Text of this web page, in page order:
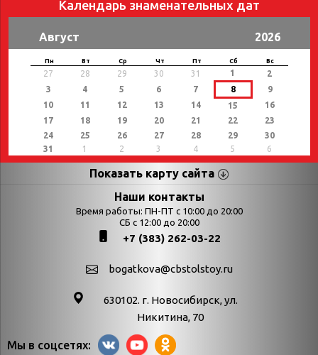
Календарь знаменательных дат
Август 2026
Пн Вт Ср Чт Пт Сб Вс
27 28 29 30 31 1
2
3
4 5 6 7 8
9
10
11 12 13 14 15
16
17
18 19 20 21 22
23
24
25 26 27 28 29
30
31
1 2 3 4 5 6
Показать карту сайта
Страницы Категории
Календарь
Богатков
Выставки
День в истории
День в истории.
День в истории.
Наши контакты
Время работы: ПН-ПТ с 10:00 до 20:00
СБ с 12:00 до 20:00
+7 (383) 262-03-22
bogatkova@cbstolstoy.ru
630102. г. Новосибирск, ул.
Никитина, 70
Мы в соцсетях: